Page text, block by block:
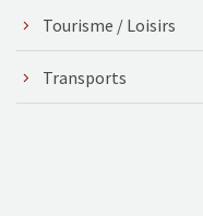
Tourisme / Loisirs
Transports